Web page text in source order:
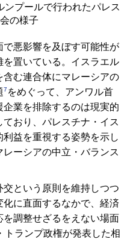
プールで行われたパレス
の様子
悪影響を及ぼす可能性が
置いている。イスラエル
む連合体にマレーシアの
7 をめぐって、アンワル首
業を排除するのは現実的
おり、パレスチナ・イス
益を重視する姿勢を示し
ーシアの中立・バランス
という原則を維持しつつ
に直面するなかで、経済
調整せざるをえない場面
トランプ政権が発表した相